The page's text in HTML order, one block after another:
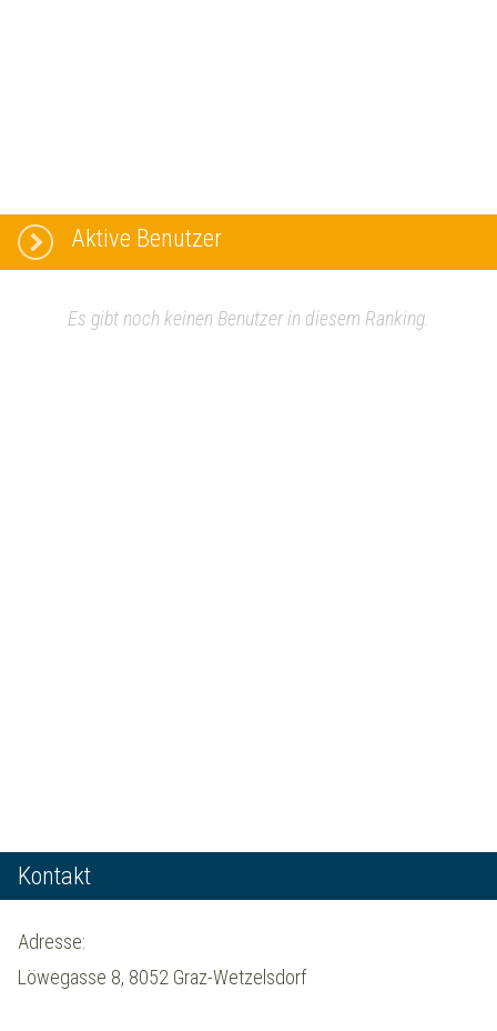
Aktive Benutzer
Es gibt noch keinen Benutzer in diesem Ranking.
Kontakt
Adresse:
Löwegasse 8, 8052 Graz-Wetzelsdorf